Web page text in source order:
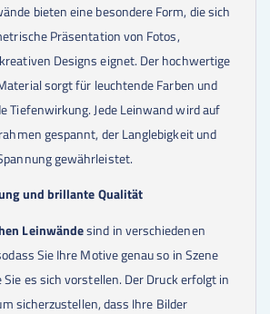
12,16 €
12,16 €
12,16 €
12,16 €
12,16 €
12,16 €
bieten eine besondere Form, die sich
Präsentation von Fotos,
Designs eignet. Der hochwertige
sorgt für leuchtende Farben und
Tiefenwirkung. Jede Leinwand wird auf
gespannt, der Langlebigkeit und
gewährleistet.
und brillante Qualität
Leinwändesind in verschiedenen
Sie Ihre Motive genau so in Szene
es sich vorstellen. Der Druck erfolgt in
sicherzustellen, dass Ihre Bilder